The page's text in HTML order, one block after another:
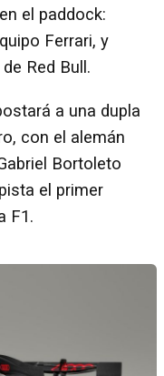
el paddock:
Ferrari, y
Red Bull.
a una dupla
con el alemán
Bortoleto
el primer
F1.